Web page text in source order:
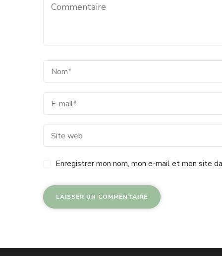
Enregistrer mon nom, mon e-mail et mon site